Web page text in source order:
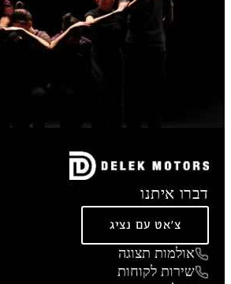
דברו איתנו
צ'אט עם נציג
אולמות תצוגה
שירות לקוחות